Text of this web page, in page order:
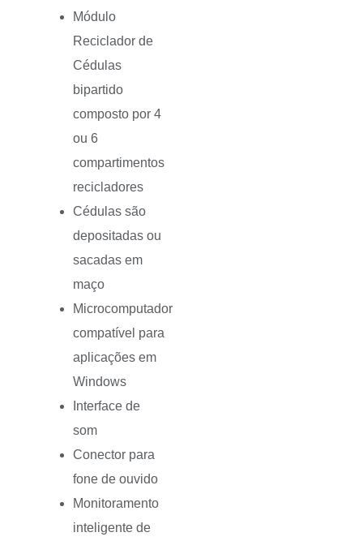
Módulo
Reciclador de
Cédulas
bipartido
composto por 4
ou 6
compartimentos
recicladores
Cédulas são
depositadas ou
sacadas em
maço
Microcomputador
compatível para
aplicações em
Windows
Interface de
som
Conector para
fone de ouvido
Monitoramento
inteligente de